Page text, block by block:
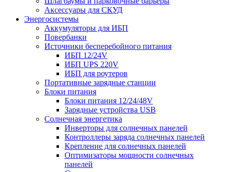
Аксессуары для СКУД
Энергосистемы
Аккумуляторы для ИБП
Повербанки
Источники бесперебойного питания
ИБП 12/24V
ИБП UPS 220V
ИБП для роутеров
Портативные зарядные станции
Блоки питания
Блоки питания 12/24/48V
Зарядные устройства USB
Солнечная энергетика
Инверторы для солнечных панелей
Контроллеры заряда солнечных панелей
Крепление для солнечных панелей
Оптимизаторы мощности солнечных
панелей